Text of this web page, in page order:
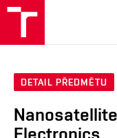
DETAIL PŘEDMĚTU